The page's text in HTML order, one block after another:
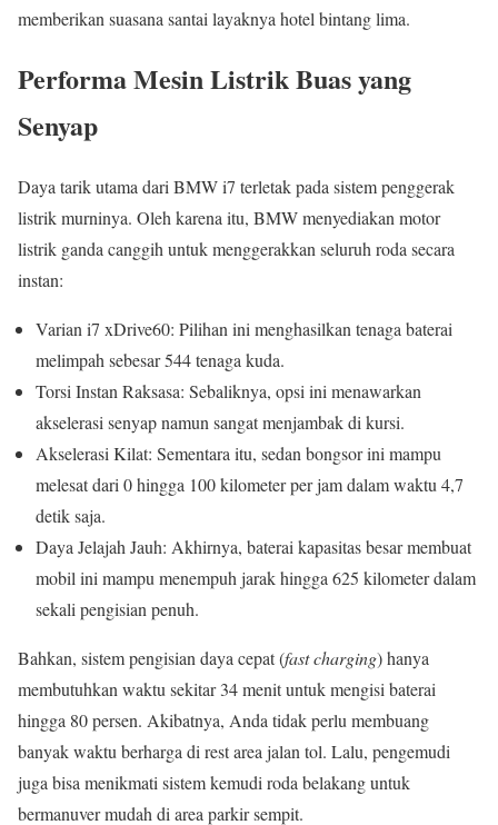
memberikan suasana santai layaknya hotel bintang lima.
Performa Mesin Listrik Buas yang
Senyap
Daya tarik utama dari BMW i7 terletak pada sistem penggerak
listrik murninya. Oleh karena itu, BMW menyediakan motor
listrik ganda canggih untuk menggerakkan seluruh roda secara
instan:
Varian i7 xDrive60: Pilihan ini menghasilkan tenaga baterai
melimpah sebesar 544 tenaga kuda.
Torsi Instan Raksasa: Sebaliknya, opsi ini menawarkan
akselerasi senyap namun sangat menjambak di kursi.
Akselerasi Kilat: Sementara itu, sedan bongsor ini mampu
melesat dari 0 hingga 100 kilometer per jam dalam waktu 4,7
detik saja.
Daya Jelajah Jauh: Akhirnya, baterai kapasitas besar membuat
mobil ini mampu menempuh jarak hingga 625 kilometer dalam
sekali pengisian penuh.
Bahkan, sistem pengisian daya cepat (fast charging) hanya
membutuhkan waktu sekitar 34 menit untuk mengisi baterai
hingga 80 persen. Akibatnya, Anda tidak perlu membuang
banyak waktu berharga di rest area jalan tol. Lalu, pengemudi
juga bisa menikmati sistem kemudi roda belakang untuk
bermanuver mudah di area parkir sempit.